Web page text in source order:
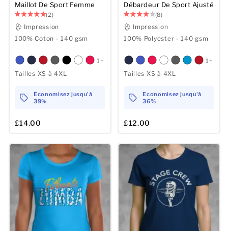
Maillot De Sport Femme
(2)
Impression
100% Coton - 140 gsm
1+
Tailles XS à 4XL
Economisez jusqu'à
39%
£14.00
Débardeur De Sport Ajusté
(8)
Impression
100% Polyester - 140 gsm
1+
Tailles XS à 4XL
Economisez jusqu'à
36%
£12.00